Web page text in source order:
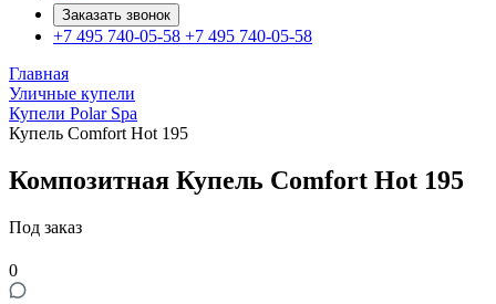
Заказать звонок
+7 495 740-05-58 +7 495 740-05-58
Главная
Уличные купели
Купели Polar Spa
Купель Comfort Hot 195
Композитная Купель Comfort Hot 195
Под заказ
0